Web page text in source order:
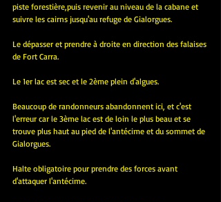
piste forestière,puis revenir au niveau de la cabane et
suivre les cairns jusqu'au refuge de Gialorgues.
Le dépasser et prendre à droite en direction des falaises
de Fort Carra.
Le 1er lac est sec et le 2ème plein d'algues.
Beaucoup de randonneurs abandonnent ici, et c'est
l'erreur car le 3ème lac est de loin le plus beau et se
trouve plus haut au pied de l'antécime et du sommet de
Gialorgues.
Halte obligatoire pour prendre des forces avant
d'attaquer l'antécime.